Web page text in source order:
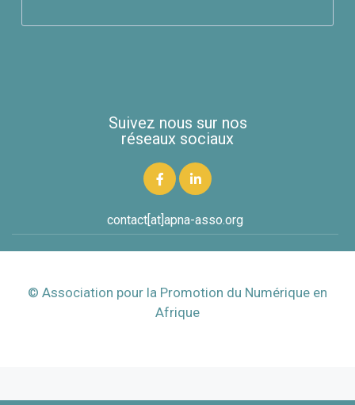
Suivez nous sur nos
réseaux sociaux
contact[at]apna-asso.org
© Association pour la Promotion du Numérique en
Afrique